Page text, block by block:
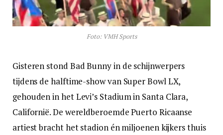
Foto: VMH Sports
Gisteren stond Bad Bunny in de schijnwerpers
tijdens de halftime-show van Super Bowl LX,
gehouden in het Levi’s Stadium in Santa Clara,
Californië. De wereldberoemde Puerto Ricaanse
artiest bracht het stadion én miljoenen kijkers thuis